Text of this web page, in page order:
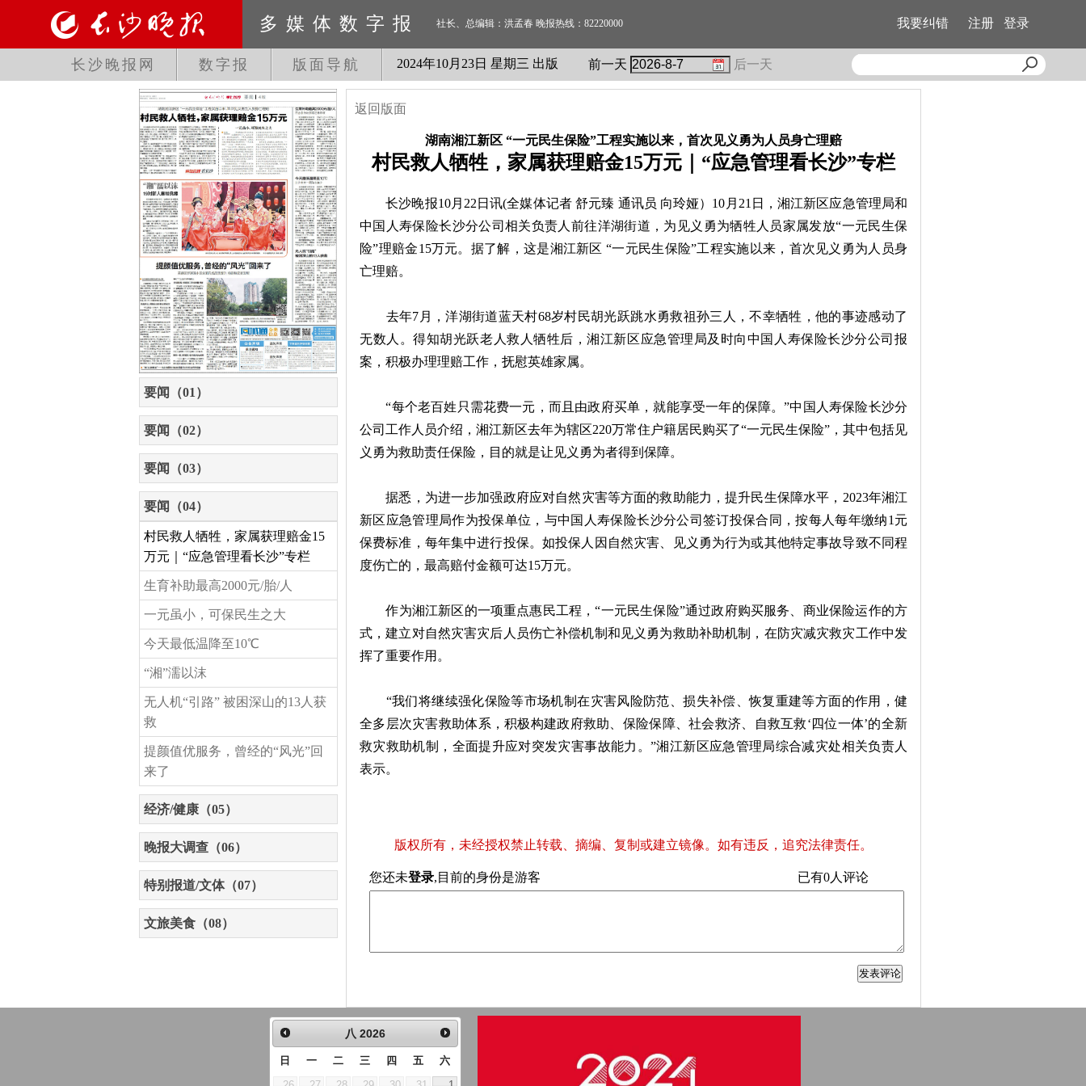
多媒体数字报 社长、总编辑：洪孟春 晚报热线：82220000 我要纠错 注册 登录
长沙晚报网 数字报 版面导航 2024年10月 23日 星期三 出版 前一天 后一天
要闻（01）
要闻（02）
要闻（03）
要闻（04）
村民救人牺牲，家属获理赔金15
万元｜“应急管理看长沙”专栏
生育补助最高2000元/胎/人
一元虽小，可保民生之大
今天最低温降至10℃
“湘”濡以沫
无人机“引路” 被困深山的13人获
救
提颜值优服务，曾经的“风光”回
来了
经济/健康（05）
晚报大调查（06）
特别报道/文体（07）
文旅美食（08）
返回版面
湖南湘江新区 “一元民生保险”工程实施以来，首次见义勇为人员身亡理赔
村民救人牺牲，家属获理赔金15万元｜“应急管理看长沙”专栏
长沙晚报10月22日讯(全媒体记者 舒元臻 通讯员 向玲娅）10月21日，湘江新区应急管理局和
中国人寿保险长沙分公司相关负责人前往洋湖街道，为见义勇为牺牲人员家属发放“一元民生保
险”理赔金15万元。据了解，这是湘江新区 “一元民生保险”工程实施以来，首次见义勇为人员身
亡理赔。
去年7月，洋湖街道蓝天村68岁村民胡光跃跳水勇救祖孙三人，不幸牺牲，他的事迹感动了
无数人。得知胡光跃老人救人牺牲后，湘江新区应急管理局及时向中国人寿保险长沙分公司报
案，积极办理理赔工作，抚慰英雄家属。
“每个老百姓只需花费一元，而且由政府买单，就能享受一年的保障。”中国人寿保险长沙分
公司工作人员介绍，湘江新区去年为辖区220万常住户籍居民购买了“一元民生保险”，其中包括见
义勇为救助责任保险，目的就是让见义勇为者得到保障。
据悉，为进一步加强政府应对自然灾害等方面的救助能力，提升民生保障水平，2023年湘江
新区应急管理局作为投保单位，与中国人寿保险长沙分公司签订投保合同，按每人每年缴纳1元
保费标准，每年集中进行投保。如投保人因自然灾害、见义勇为行为或其他特定事故导致不同程
度伤亡的，最高赔付金额可达15万元。
作为湘江新区的一项重点惠民工程，“一元民生保险”通过政府购买服务、商业保险运作的方
式，建立对自然灾害灾后人员伤亡补偿机制和见义勇为救助补助机制，在防灾减灾救灾工作中发
挥了重要作用。
“我们将继续强化保险等市场机制在灾害风险防范、损失补偿、恢复重建等方面的作用，健
全多层次灾害救助体系，积极构建政府救助、保险保障、社会救济、自救互救‘四位一体’的全新
救灾救助机制，全面提升应对突发灾害事故能力。”湘江新区应急管理局综合减灾处相关负责人
表示。
版权所有，未经授权禁止转载、摘编、复制或建立镜像。如有违反，追究法律责任。
您还未登录,目前的身份是游客 已有0人评论
八 2026
日 一 二 三 四 五 六